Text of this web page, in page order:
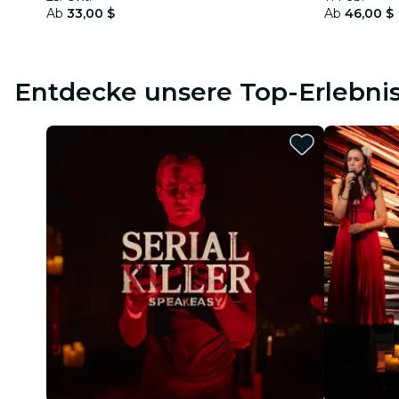
Ab 33,00 $
Ab 46,00 $
Entdecke unsere Top-